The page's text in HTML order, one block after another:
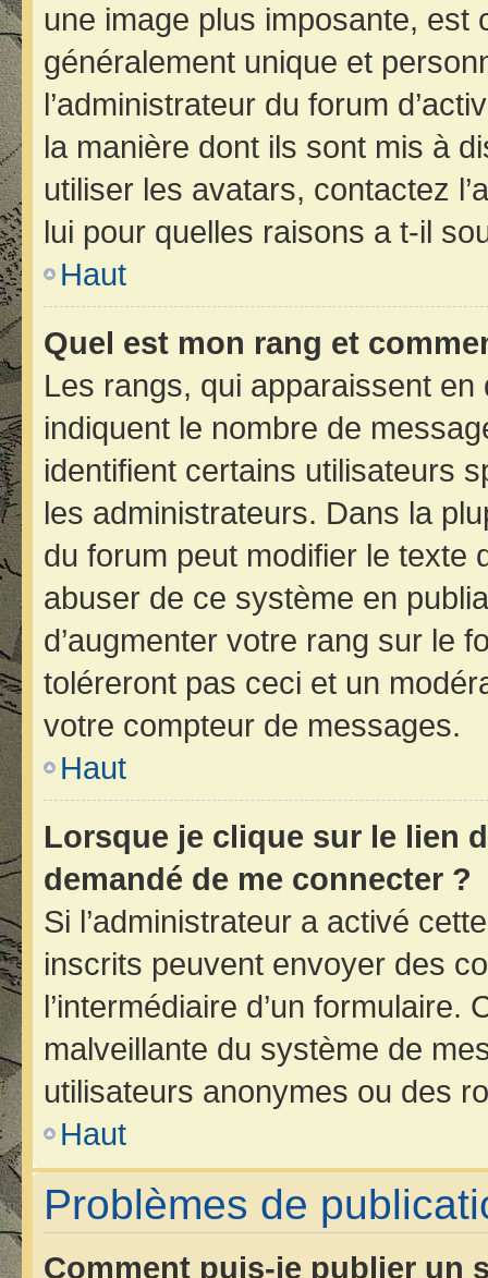
une image plus imposante, est
généralement unique et
l’administrateur du forum
la manière dont ils sont mis à
utiliser les avatars, contactez
lui pour quelles raisons a t-il
Haut
Quel est mon rang et
Les rangs, qui apparaissent en
indiquent le nombre de
identifient certains utilisateurs
les administrateurs. Dans la
du forum peut modifier le texte
abuser de ce système en
d’augmenter votre rang sur le
toléreront pas ceci et un
votre compteur de messages.
Haut
Lorsque je clique sur le lien
demandé de me connecter ?
Si l’administrateur a activé
inscrits peuvent envoyer des
l’intermédiaire d’un
malveillante du système de
utilisateurs anonymes ou des
Haut
Problèmes de
Comment puis-je publier un